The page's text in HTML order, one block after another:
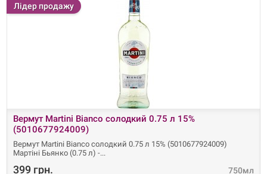
Лідер продажу
Вермут Martini Bianco солодкий 0.75 л 15%
(5010677924009)
Вермут Martini Bianco солодкий 0.75 л 15% (5010677924009)
Мартіні Бьянко (0.75 л) -
750мл
399 грн.